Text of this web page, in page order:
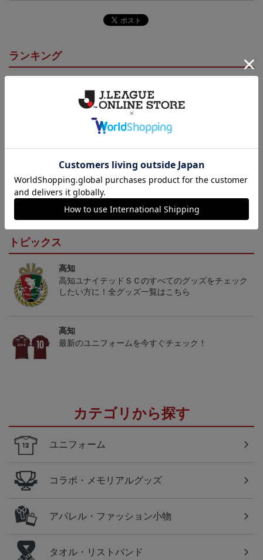
ランキング
26/27シーズン オーセン
ティックユニフォーム
20,000円～23,001円
NEW
高知ユナイテッドSC ピ
カチュウ タオルマフラー
2,500円
高知ユナイテッドSC マ
フィティフ タオルマフラ
ー
2,500円
トピックス
高知
高知ユナイテッドＳＣのすべてのグッズをチェック
したい方に！全グッズ一覧はこちら
高知
最新のユニフォームを今すぐチェック！
カテゴリから探す
ユニフォーム
コラボ・メモリアルグッズ
アパレル・ファッション小物
タオル・リストバンド